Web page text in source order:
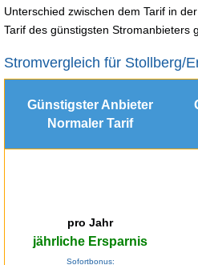
Unterschied zwischen dem Tarif in
Tarif des günstigsten Stromanbieters
Stromvergleich für Stollberg/
Günstigster Anbieter
Normaler Tarif
pro Jahr
jährliche Ersparnis
Sofortbonus: